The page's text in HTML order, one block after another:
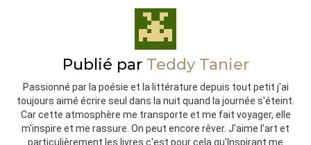
Publié par Teddy Tanier
Passionné par la poésie et la littérature depuis tout petit j'ai
toujours aimé écrire seul dans la nuit quand la journée s'éteint.
Car cette atmosphère me transporte et me fait voyager, elle
m'inspire et me rassure. On peut encore rêver. J'aime l'art et
particulièrement les livres c'est pour cela qu'Inspirant me